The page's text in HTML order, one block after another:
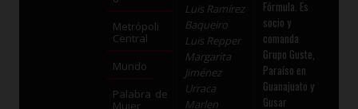
Metrópoli
Central
Mundo
Palabra de
Mujer
Luis Ramírez
Baqueiro
Luis Repper
Margarita
Jiménez
Urraca
Marlen
Fórmula. Es
socio y
comanda
Grupo Guste,
Paraíso en
Guanajuato y
Gusar